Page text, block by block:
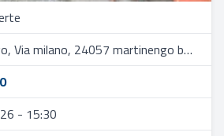
Martinengo, Via milano, 24057 martinengo bg, italia
- 15:30